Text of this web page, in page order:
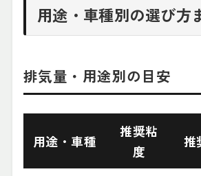
用途・車種別の選び方
排気量・用途別の目安
用途・車種
推奨粘
度
推